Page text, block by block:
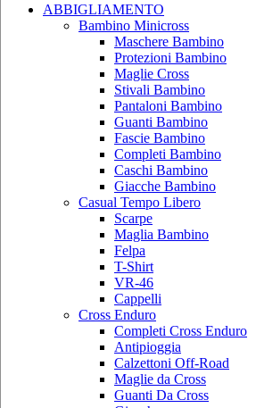
ABBIGLIAMENTO
Bambino Minicross
Maschere Bambino
Protezioni Bambino
Maglie Cross
Stivali Bambino
Pantaloni Bambino
Guanti Bambino
Fascie Bambino
Completi Bambino
Caschi Bambino
Giacche Bambino
Casual Tempo Libero
Scarpe
Maglia Bambino
Felpa
T-Shirt
VR-46
Cappelli
Cross Enduro
Completi Cross Enduro
Antipioggia
Calzettoni Off-Road
Maglie da Cross
Guanti Da Cross